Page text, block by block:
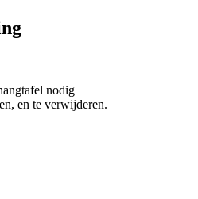
nodig
en te verwijderen.